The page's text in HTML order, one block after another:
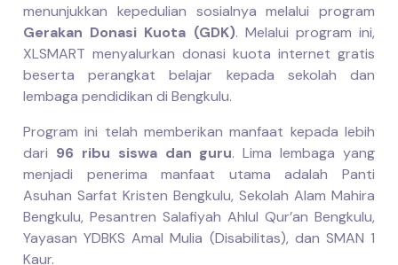
menunjukkan kepedulian sosialnya melalui program
Gerakan Donasi Kuota (GDK). Melalui program ini,
XLSMART menyalurkan donasi kuota internet gratis
beserta perangkat belajar kepada sekolah dan
lembaga pendidikan di Bengkulu.
Program ini telah memberikan manfaat kepada lebih
dari 96 ribu siswa dan guru. Lima lembaga yang
menjadi penerima manfaat utama adalah Panti
Asuhan Sarfat Kristen Bengkulu, Sekolah Alam Mahira
Bengkulu, Pesantren Salafiyah Ahlul Qur’an Bengkulu,
Yayasan YDBKS Amal Mulia (Disabilitas), dan SMAN 1
Kaur.